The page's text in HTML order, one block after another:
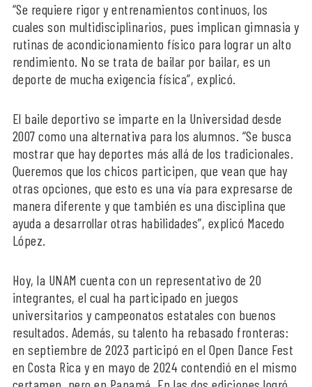
“Se requiere rigor y entrenamientos continuos, los
cuales son multidisciplinarios, pues implican gimnasia y
rutinas de acondicionamiento físico para lograr un alto
rendimiento. No se trata de bailar por bailar, es un
deporte de mucha exigencia física”, explicó.
El baile deportivo se imparte en la Universidad desde
2007 como una alternativa para los alumnos. “Se busca
mostrar que hay deportes más allá de los tradicionales.
Queremos que los chicos participen, que vean que hay
otras opciones, que esto es una vía para expresarse de
manera diferente y que también es una disciplina que
ayuda a desarrollar otras habilidades”, explicó Macedo
López.
Hoy, la UNAM cuenta con un representativo de 20
integrantes, el cual ha participado en juegos
universitarios y campeonatos estatales con buenos
resultados. Además, su talento ha rebasado fronteras:
en septiembre de 2023 participó en el Open Dance Fest
en Costa Rica y en mayo de 2024 contendió en el mismo